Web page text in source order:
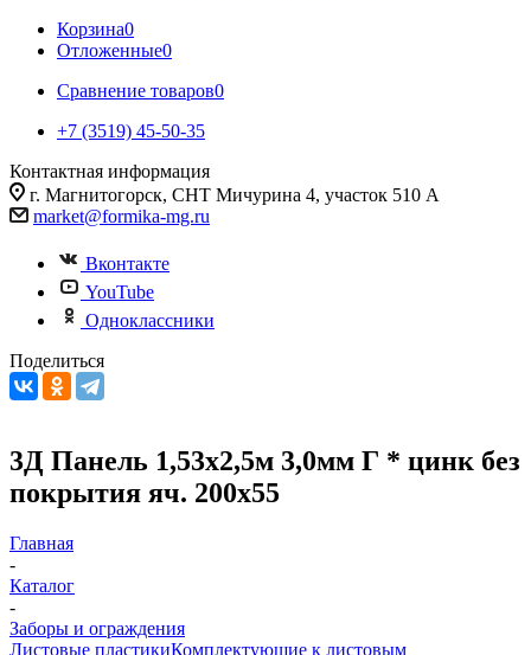
Корзина0
Отложенные0
Сравнение товаров0
+7 (3519) 45-50-35
Контактная информация
г. Магнитогорск, СНТ Мичурина 4, участок 510 А
market@formika-mg.ru
Вконтакте
YouTube
Одноклассники
Поделиться
3Д Панель 1,53х2,5м 3,0мм Г * цинк без
покрытия яч. 200х55
Главная
-
Каталог
-
Заборы и ограждения
Листовые пластикиКомплектующие к листовым